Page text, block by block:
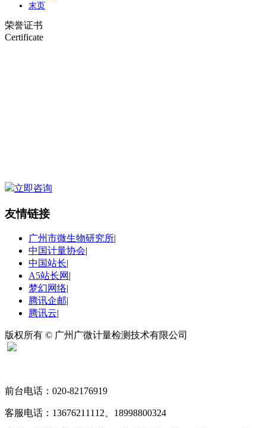
末页
荣誉证书
Certificate
立即咨询
友情链接
广州市微生物研究所|
中国计量协会|
中国站长|
A5站长网 |
梦幻网络|
腾讯企邮|
腾讯云|
版权所有 © 广州广微计量检测技术有限公司
前台电话：020-82176919
客服电话：13676211112、18998800324